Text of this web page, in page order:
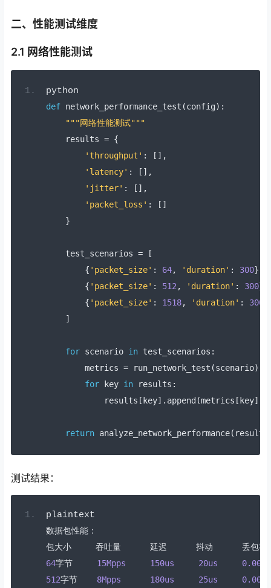
二、性能测试维度
2.1 网络性能测试
python
def network_performance_test (config):
"""网络性能测试"""
    results
= {
'throughput' :
[],
'latency' :
[],
'jitter' :
[],
'packet_loss' :
[]
}
    test_scenarios
=
[
{ 'packet_size' : 64, 'duration' : 300},
{ 'packet_size' : 512 , 'duration' : 300},
{ 'packet_size' : 1518, 'duration' : 300
]
for scenario in test_scenarios :
        metrics
= run_network_test (scenario)
for key in results :
            results
[key]. append (metrics [key])
return analyze_network_performance( results
测试结果：
plaintext
数据包性能：
包大小
吞吐量 延迟 抖动
丢包率
64字节 15Mpps 150us 20us 0.001
512字节 8Mpps 180us 25us 0.002